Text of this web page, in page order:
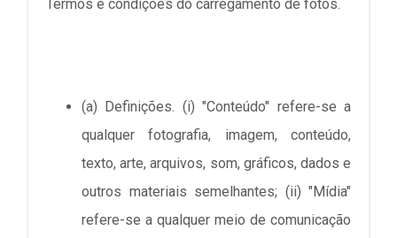
Termos e condições do carregamento de fotos.
(a) Definições. (i) "Conteúdo" refere-se a
qualquer fotografia, imagem, conteúdo,
texto, arte, arquivos, som, gráficos, dados e
outros materiais semelhantes; (ii) "Mídia"
refere-se a qualquer meio de comunicação